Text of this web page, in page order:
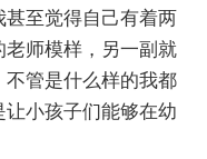
至觉得自己有着两
师模样，另一副就
管是什么样的我都
小孩子们能够在幼